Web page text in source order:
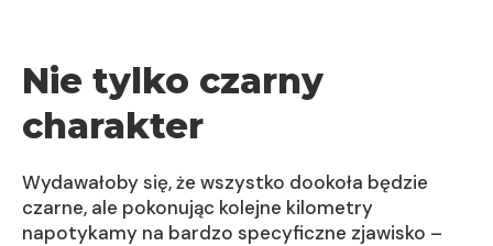
Nie tylko czarny
charakter
Wydawałoby się, że wszystko dookoła będzie
czarne, ale pokonując kolejne kilometry
napotykamy na bardzo specyficzne zjawisko –